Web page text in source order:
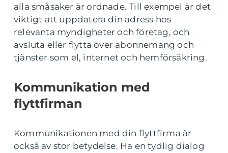
alla småsaker är ordnade. Till exempel är det
viktigt att uppdatera din adress hos
relevanta myndigheter och företag, och
avsluta eller flytta över abonnemang och
tjänster som el, internet och hemförsäkring.
Kommunikation med
flyttfirman
Kommunikationen med din flyttfirma är
också av stor betydelse. Ha en tydlig dialog